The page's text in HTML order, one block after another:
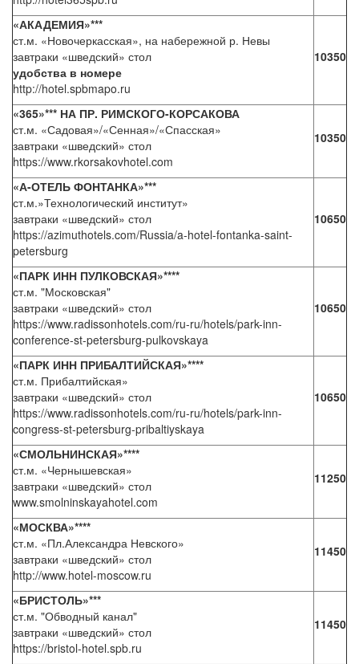
«АКАДЕМИЯ»***
ст.м. «Новочеркасская», на набережной р. Невы
завтраки «шведский» стол
удобства в номере
http://hotel.spbmapo.ru
10350
«365»*** НА ПР. РИМСКОГО-КОРСАКОВА
ст.м. «Садовая»/«Сенная»/«Спасская»
завтраки «шведский» стол
https://www.rkorsakovhotel.com
10350
«А-ОТЕЛЬ ФОНТАНКА»***
ст.м.»Технологический институт»
завтраки «шведский» стол
https://azimuthotels.com/Russia/a-hotel-fontanka-saint-
petersburg
10650
«ПАРК ИНН ПУЛКОВСКАЯ»****
ст.м. "Московская"
завтраки «шведский» стол
https://www.radissonhotels.com/ru-ru/hotels/park-inn-
conference-st-petersburg-pulkovskaya
10650
«ПАРК ИНН ПРИБАЛТИЙСКАЯ»****
ст.м. Прибалтийская»
завтраки «шведский» стол
https://www.radissonhotels.com/ru-ru/hotels/park-inn-
congress-st-petersburg-pribaltiyskaya
10650
«СМОЛЬНИНСКАЯ»****
ст.м. «Чернышевская»
завтраки «шведский» стол
www.smolninskayahotel.com
11250
«МОСКВА»****
ст.м. «Пл.Александра Невского»
завтраки «шведский» стол
http://www.hotel-moscow.ru
11450
«БРИСТОЛЬ»***
ст.м. "Обводный канал"
завтраки «шведский» стол
https://bristol-hotel.spb.ru
11450